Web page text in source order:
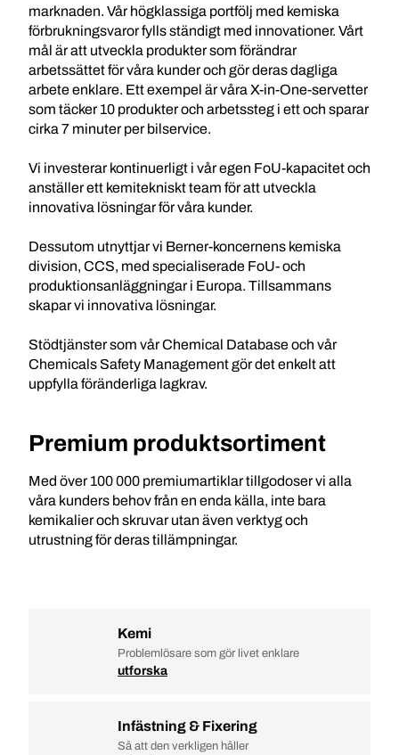
marknaden. Vår högklassiga portfölj med kemiska
förbrukningsvaror fylls ständigt med innovationer. Vårt
mål är att utveckla produkter som förändrar
arbetssättet för våra kunder och gör deras dagliga
arbete enklare. Ett exempel är våra X-in-One-servetter
som täcker 10 produkter och arbetssteg i ett och sparar
cirka 7 minuter per bilservice.
Vi investerar kontinuerligt i vår egen FoU-kapacitet och
anställer ett kemitekniskt team för att utveckla
innovativa lösningar för våra kunder.
Dessutom utnyttjar vi Berner-koncernens kemiska
division, CCS, med specialiserade FoU- och
produktionsanläggningar i Europa. Tillsammans
skapar vi innovativa lösningar.
Stödtjänster som vår Chemical Database och vår
Chemicals Safety Management gör det enkelt att
uppfylla föränderliga lagkrav.
Premium produktsortiment
Med över 100 000 premiumartiklar tillgodoser vi alla
våra kunders behov från en enda källa, inte bara
kemikalier och skruvar utan även verktyg och
utrustning för deras tillämpningar.
Kemi
Problemlösare som gör livet enklare
utforska
Infästning & Fixering
Så att den verkligen håller